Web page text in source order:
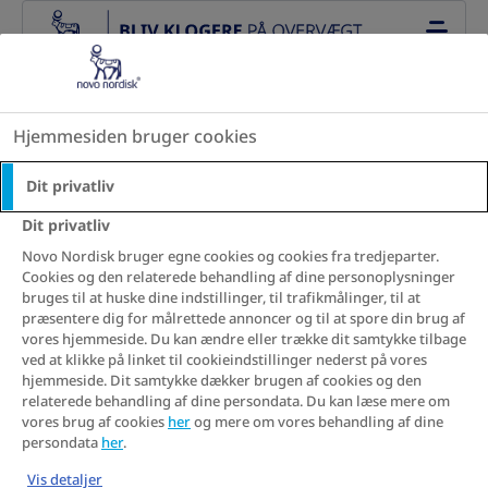
Go to the page content
Beklager! Denne side blev ikke fundet
Tilbage til landingsside
Hjemmesiden bruger cookies
Dit privatliv
Dit privatliv
Novo Nordisk bruger egne cookies og cookies fra tredjeparter.
Cookies og den relaterede behandling af dine personoplysninger
bruges til at huske dine indstillinger, til trafikmålinger, til at
præsentere dig for målrettede annoncer og til at spore din brug af
vores hjemmeside. Du kan ændre eller trække dit samtykke tilbage
ved at klikke på linket til cookieindstillinger nederst på vores
hjemmeside. Dit samtykke dækker brugen af cookies og den
relaterede behandling af dine persondata. Du kan læse mere om
vores brug af cookies herog mere om vores behandling af dine
persondata her.
Vis detaljer